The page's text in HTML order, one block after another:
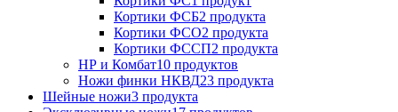
Кортики ФСБ2 продукта
Кортики ФСО2 продукта
Кортики ФССП2 продукта
НР и Комбат10 продуктов
Ножи финки НКВД23 продукта
Шейные ножи3 продукта